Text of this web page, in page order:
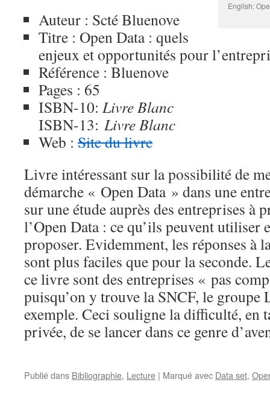
English:
Auteur : Scté Bluenove
Titre : Open Data : quels
enjeux et opportunités pour
Référence : Bluenove
Pages : 65
ISBN-10: Livre Blanc
ISBN-13: Livre Blanc
Web : Site du livre
Livre intéressant sur la possibilité de
démarche « Open Data » dans une
sur une étude auprès des entreprises à
l’Open Data : ce qu’ils peuvent utiliser
proposer. Evidemment, les réponses à
sont plus faciles que pour la seconde.
ce livre sont des entreprises « pas
puisqu’on y trouve la SNCF, le groupe
exemple. Ceci souligne la difficulté, en
privée, de se lancer dans ce genre
Publié dans Bibliographie, Lecture | Marqué avec Data set,